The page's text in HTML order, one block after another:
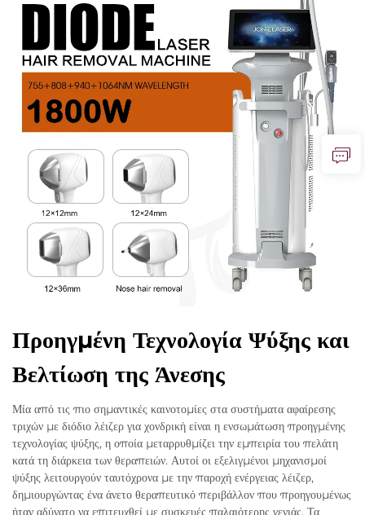
Προηγμένη Τεχνολογία Ψύξης και
Βελτίωση της Άνεσης
Μία από τις πιο σημαντικές καινοτομίες στα συστήματα αφαίρεσης
τριχών με διόδιο λέιζερ για χονδρική είναι η ενσωμάτωση προηγμένης
τεχνολογίας ψύξης, η οποία μεταρρυθμίζει την εμπειρία του πελάτη
κατά τη διάρκεια των θεραπειών. Αυτοί οι εξελιγμένοι μηχανισμοί
ψύξης λειτουργούν ταυτόχρονα με την παροχή ενέργειας λέιζερ,
δημιουργώντας ένα άνετο θεραπευτικό περιβάλλον που προηγουμένως
ήταν αδύνατο να επιτευχθεί με συσκευές παλαιότερης γενιάς. Τα